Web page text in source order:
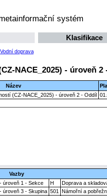
systém
Klasifikace
Vodní doprava
NACE_2025) - úroveň 2
Název
(CZ-NACE_2025) - úroveň 2 - Oddíl
Vazby
úroveň 1 - Sekce
H
Doprava a
úroveň 3 - Skupina 501
Námořní a